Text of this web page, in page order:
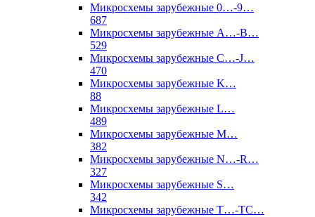
Микросхемы зарубежные 0…-9…
687
Микросхемы зарубежные A…-B…
529
Микросхемы зарубежные C…-J…
470
Микросхемы зарубежные K…
88
Микросхемы зарубежные L…
489
Микросхемы зарубежные M…
382
Микросхемы зарубежные N…-R…
327
Микросхемы зарубежные S…
342
Микросхемы зарубежные T…-TC…